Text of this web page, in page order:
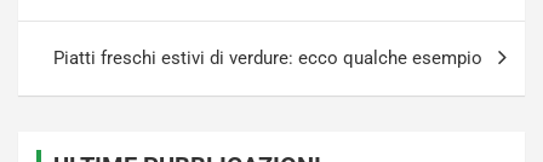
Piatti freschi estivi di verdure: ecco qualche esempio